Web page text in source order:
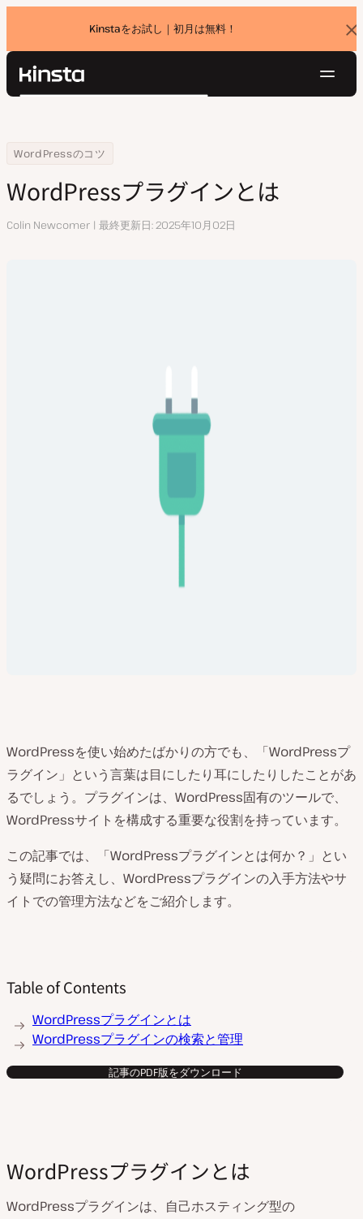
Kinstaをお試し｜初月は無料！
バ
ナ
Kinsta®
価格設定
お問い合わせ
検
Home
リソースセンター
WordPressのコツ
WordPressプラグインとは
WordPressプラグインとは
執
Colin Newcomer 最終更新日 2025年10月02日
WordPressを使い始めたばかりの方でも、「WordPressプ
ラグイン」という言葉は目にしたり耳にしたりしたことがあ
るでしょう。プラグインは、WordPress固有のツールで、
WordPressサイトを構成する重要な役割を持っています。
この記事では、「WordPressプラグインとは何か？」とい
う疑問にお答えし、WordPressプラグインの入手方法やサ
イトでの管理方法などをご紹介します。
Table of Contents
WordPressプラグインとは
WordPressプラグインの検索と管理
記事のPDF版をダウンロード
WordPressプラグインとは
WordPressプラグインは、自己ホスティング型の